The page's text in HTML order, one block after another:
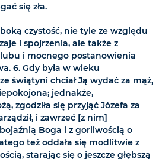
się zła.
czystość, nie tyle ze względu
i spojrzenia, ale także z
i mocnego postanowienia
6. Gdy była w wieku
świątyni chciał Ją wydać za mąż,
jednakże,
zgodziła się przyjąć Józefa za
i zawrzeć [z nim]
Boga i z gorliwością o
też oddała się modlitwie z
starając się o jeszcze głębszą